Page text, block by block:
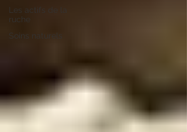
Les actifs de la
ruche
Soins naturels